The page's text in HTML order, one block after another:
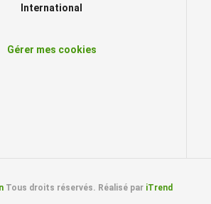
International
Gérer mes cookies
Tous droits réservés. Réalisé par iTrend